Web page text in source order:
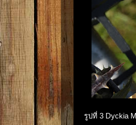
รูปที่ 3 Dyckia